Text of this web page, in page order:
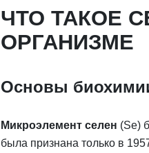
ЧТО ТАКОЕ
ОРГАНИЗМЕ
Основы
Микроэлемент селен (Se)
была признана только в